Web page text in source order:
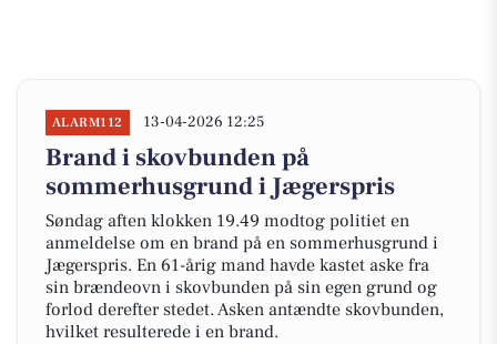
ALARM112 13-04-2026 12:25
Brand i skovbunden på
sommerhusgrund i Jægerspris
Søndag aften klokken 19.49 modtog politiet en
anmeldelse om en brand på en sommerhusgrund i
Jægerspris. En 61-årig mand havde kastet aske fra
sin brændeovn i skovbunden på sin egen grund og
forlod derefter stedet. Asken antændte skovbunden,
hvilket resulterede i en brand.